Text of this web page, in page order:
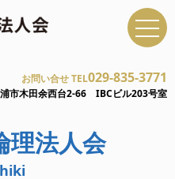
お問い合せ TEL029-835-3771
市木田余西台2-66 IBCビル203号室
理法人会